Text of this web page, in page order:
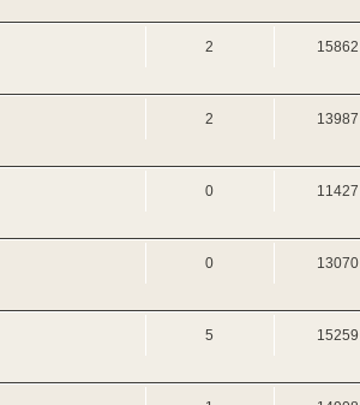
2 15862
2 13987
0 11427
0 13070
5 15259